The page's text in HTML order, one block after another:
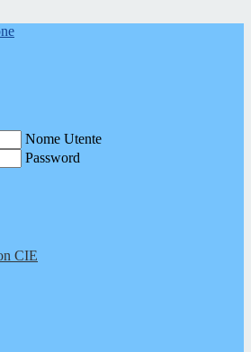
Nome Utente
Password
CIE